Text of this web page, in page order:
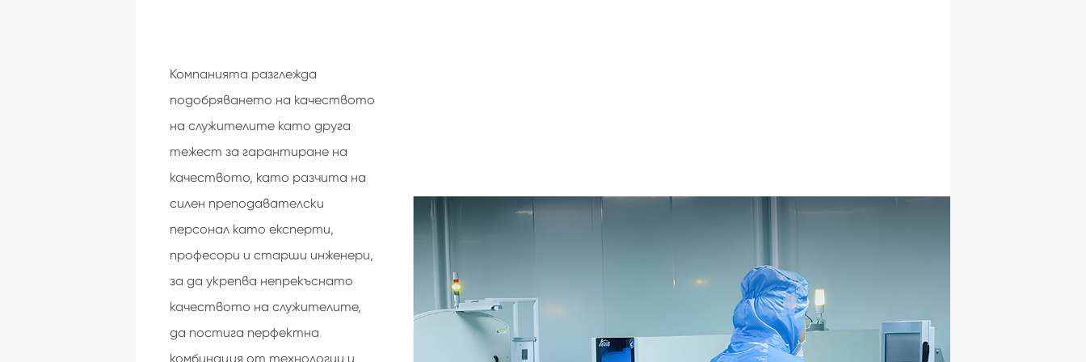
Компанията разглежда
подобряването на качеството
на служителите като друга
тежест за гарантиране на
качеството, като разчита на
силен преподавателски
персонал като експерти,
професори и старши инженери,
за да укрепва непрекъснато
качеството на служителите,
да постига перфектна
комбинация от технологии и